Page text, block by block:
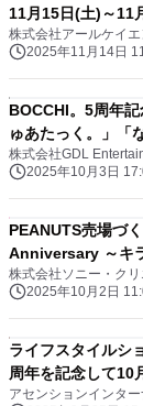
11月15日(土)～11
株式会社アールケイ
2025年11月14日
BOCCHI。5周年
ゅあたっく。」「
株式会社GDL
2025年10月3日
PEANUTS売場づ
Anniversary ～キ
株式会社ソニー・ク
2025年10月2日
ライフスタイル
周年を記念して10
アセンションインタ